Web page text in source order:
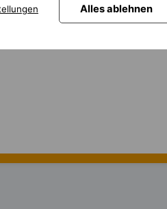
globálních projektech
Alles ablehnen